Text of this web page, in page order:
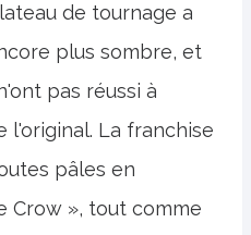
de tournage a
plus sombre, et
pas réussi à
l'original. La franchise
pâles en
Crow », tout comme